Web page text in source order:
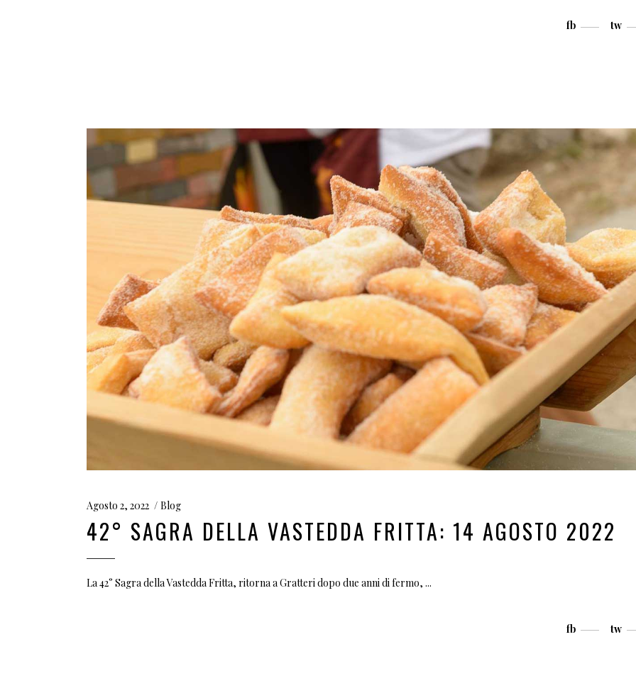
fb tw
Agosto 2, 2022 Blog
42° SAGRA DELLA VASTEDDA FRITTA: 14 AGOSTO 2022
La 42° Sagra della Vastedda Fritta, ritorna a Gratteri dopo due anni di fermo,
fb tw